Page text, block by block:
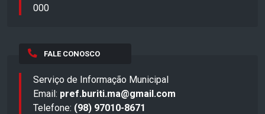
000
FALE CONOSCO
Serviço de Informação Municipal
Email: pref.buriti.ma@gmail.com
Telefone: (98) 97010-8671